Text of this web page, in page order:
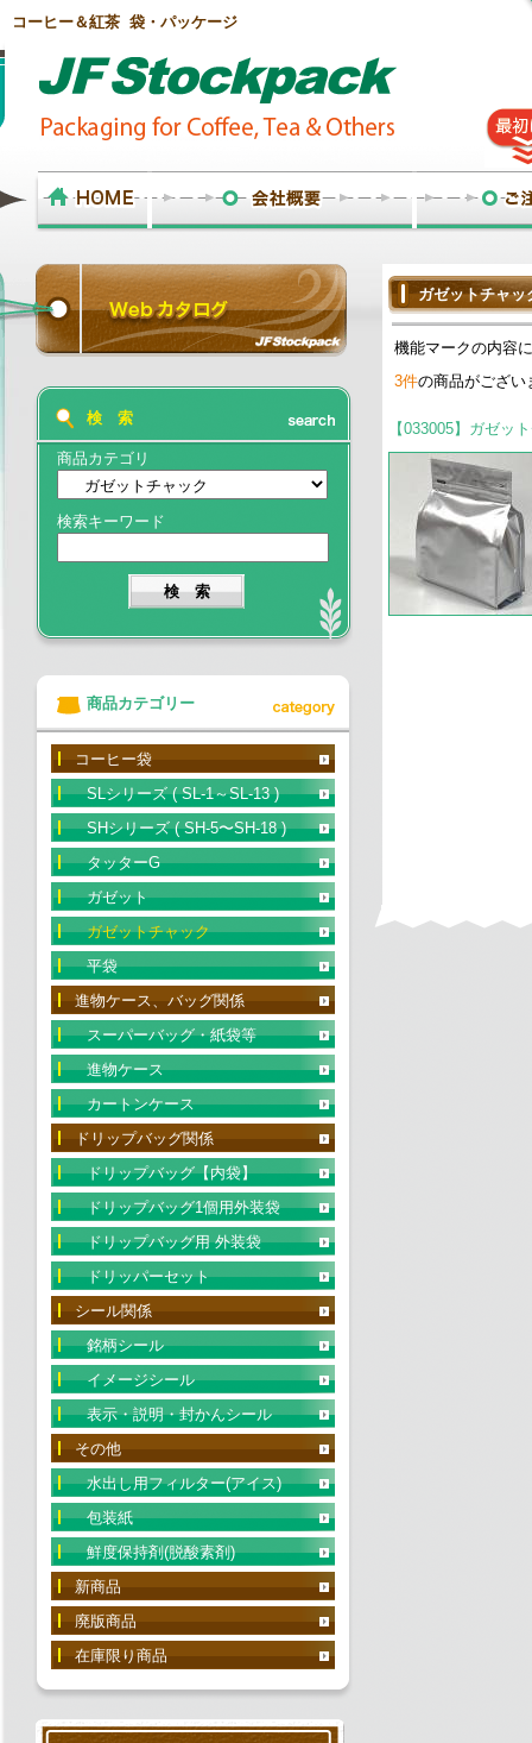
コーヒー＆紅茶 袋・パッケージ
ガゼットチャッ
機能マークの内容
3件の商品がござい
【033005】ガゼッ
検 索
商品カテゴリ
検索キーワード
商品カテゴリー
コーヒー袋
SLシリーズ ( SL-1～SL-13 )
SHシリーズ ( SH-5〜SH-18 )
タッターG
ガゼット
ガゼットチャック
平袋
進物ケース、バッグ関係
スーパーバッグ・紙袋等
進物ケース
カートンケース
ドリップバッグ関係
ドリップバッグ【内袋】
ドリップバッグ1個用外装袋
ドリップバッグ用 外装袋
ドリッパーセット
シール関係
銘柄シール
イメージシール
表示・説明・封かんシール
その他
水出し用フィルター(アイス)
包装紙
鮮度保持剤(脱酸素剤)
新商品
廃版商品
在庫限り商品